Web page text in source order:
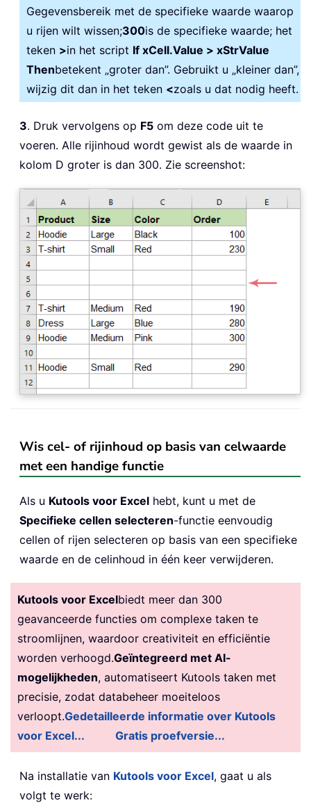
Gegevensbereik met de specifieke waarde waarop
u rijen wilt wissen;300is de specifieke waarde; het
teken >in het script If xCell.Value > xStrValue
Thenbetekent „groter dan”. Gebruikt u „kleiner dan”,
wijzig dit dan in het teken <zoals u dat nodig heeft.
3. Druk vervolgens op F5 om deze code uit te
voeren. Alle rijinhoud wordt gewist als de waarde in
kolom D groter is dan 300. Zie screenshot:
Wis cel- of rijinhoud op basis van celwaarde
met een handige functie
Als u Kutools voor Excel hebt, kunt u met de
Specifieke cellen selecteren-functie eenvoudig
cellen of rijen selecteren op basis van een specifieke
waarde en de celinhoud in één keer verwijderen.
Kutools voor Excelbiedt meer dan 300
geavanceerde functies om complexe taken te
stroomlijnen, waardoor creativiteit en efficiëntie
worden verhoogd.Geïntegreerd met AI-
mogelijkheden, automatiseert Kutools taken met
precisie, zodat databeheer moeiteloos
verloopt.Gedetailleerde informatie over Kutools
voor Excel...
Gratis proefversie...
Na installatie van Kutools voor Excel, gaat u als
volgt te werk: